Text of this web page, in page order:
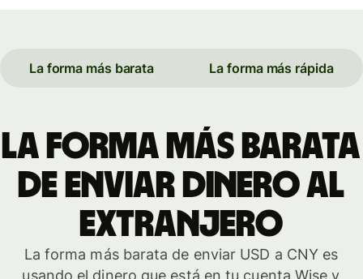
La forma más barata La forma más rápida
La forma más barata
de enviar dinero al
extranjero
La forma más barata de enviar USD a CNY es
usando el dinero que está en tu cuenta Wise y